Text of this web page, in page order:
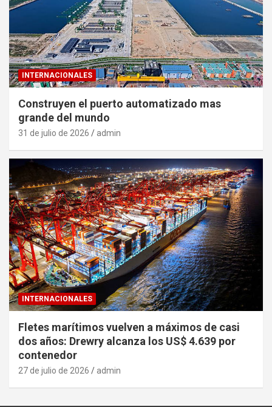
INTERNACIONALES
Construyen el puerto automatizado mas
grande del mundo
31 de julio de 2026 admin
INTERNACIONALES
Fletes marítimos vuelven a máximos de casi
dos años: Drewry alcanza los US$ 4.639 por
contenedor
27 de julio de 2026 admin